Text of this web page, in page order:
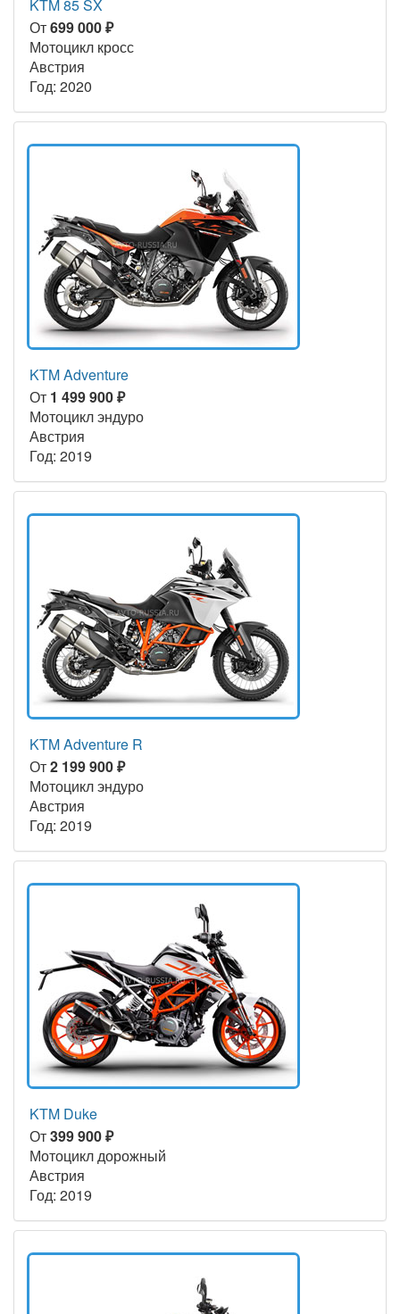
KTM 85 SX
От699 000 ₽
Мотоцикл кросс
Австрия
Год: 2020
KTM Adventure
От 1 499 900 ₽
Мотоцикл эндуро
Австрия
Год: 2019
KTM Adventure R
От2 199 900 ₽
Мотоцикл эндуро
Австрия
Год: 2019
KTM Duke
От399 900 ₽
Мотоцикл дорожный
Австрия
Год: 2019